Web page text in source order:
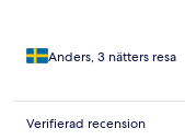
Anders, 3 nätters resa
Verifierad recension